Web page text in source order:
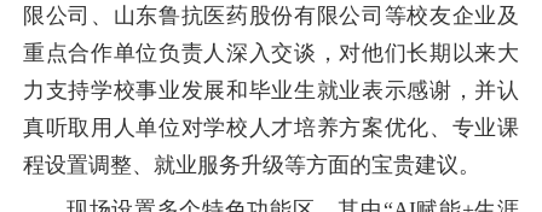
限公司、山东鲁抗医药股份有限公司等校友企业及
重点合作单位负责人深入交谈，对他们长期以来大
力支持学校事业发展和毕业生就业表示感谢，并认
真听取用人单位对学校人才培养方案优化、专业课
程设置调整、就业服务升级等方面的宝贵建议。